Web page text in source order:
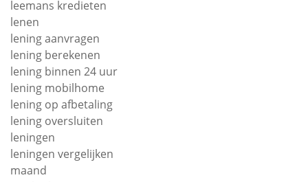
leemans kredieten
lenen
lening aanvragen
lening berekenen
lening binnen 24 uur
lening mobilhome
lening op afbetaling
lening oversluiten
leningen
leningen vergelijken
maand